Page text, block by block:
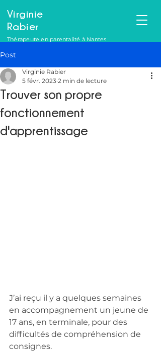
Virginie
Rabier
Thérapeute en parentalité à Nantes
Post
Trouver son propre
fonctionnement
d'apprentissage
Virginie Rabier
5 févr. 2023 2 min de lecture
J’ai reçu il y a quelques semaines
en accompagnement un jeune de
17 ans, en terminale, pour des
difficultés de compréhension de
consignes.